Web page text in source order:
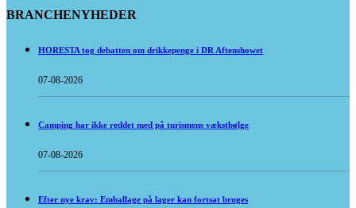
BRANCHENYHEDER
HORESTA tog debatten om drikkepenge i DR Aftenshowet
07-08-2026
Camping har ikke reddet med på turismens vækstbølge
07-08-2026
Efter nye krav: Emballage på lager kan fortsat bruges